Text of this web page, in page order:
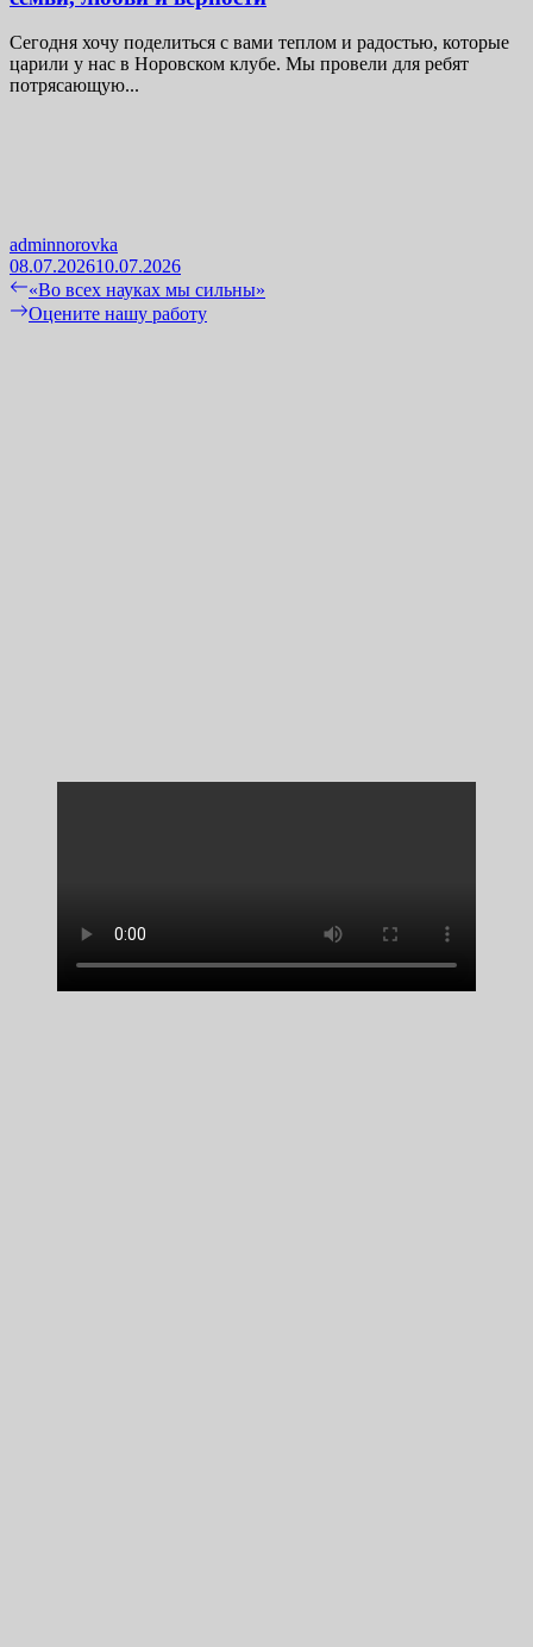
Сегодня хочу поделиться с вами теплом и радостью, которые
царили у нас в Норовском клубе. Мы провели для ребят
потрясающую...
adminnorovka
08.07.202610.07.2026
Навигация
по
Previous
post:
«Во всех науках мы сильны»
Next
Оцените нашу работу